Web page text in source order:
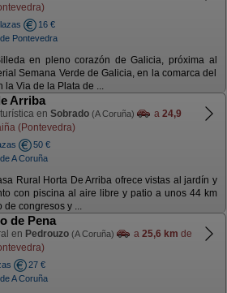
16 €
Pontevedra
en pleno corazón de Galicia, próxima al
Semana Verde de Galicia, en la comarca del
la Via de la Plata de ...
Arriba
en Sobrado (A Coruña) a 24,9
(Pontevedra)
50 €
A Coruña
Rural Horta De Arriba ofrece vistas al jardín y
con piscina al aire libre y patio a unos 44 km
de congresos y ...
de Pena
en Pedrouzo (A Coruña) a 25,6 km de
27 €
A Coruña